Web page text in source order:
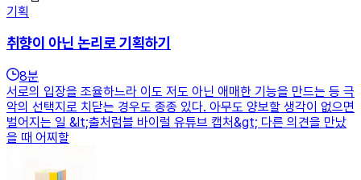
기획
취향이 아닌 논리로 기획하기
8분
서로의 입장을 조율하느라 이도 저도 아닌 애매한 기능을 만드는 등 극
악의 선택지로 치닫는 경우도 종종 있다. 아무도 양보할 생각이 없으면
벌어지는 일 &lt;출처럼블 바이럴 유튜브 캡처&gt; 다른 의견을 만났
을 때 어찌할